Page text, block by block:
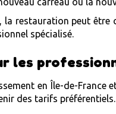
la restauration peut
spécialisé.
les
en Île-de-
des tarifs préférentiels.